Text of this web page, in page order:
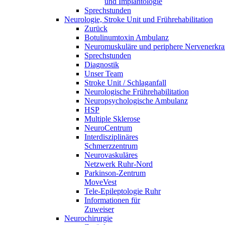
Sprechstunden
Neurologie, Stroke Unit und Frührehabilitation
Zurück
Botulinumtoxin Ambulanz
Neuromuskuläre und periphere
Sprechstunden
Diagnostik
Unser Team
Stroke Unit / Schlaganfall
Neurologische Frührehabilitation
Neuropsychologische Ambulanz
HSP
Multiple Sklerose
NeuroCentrum
Interdisziplinäres
Schmerzzentrum
Neurovaskuläres
Netzwerk Ruhr-Nord
Parkinson-Zentrum
MoveVest
Tele-Epileptologie Ruhr
Informationen für
Zuweiser
Neurochirurgie